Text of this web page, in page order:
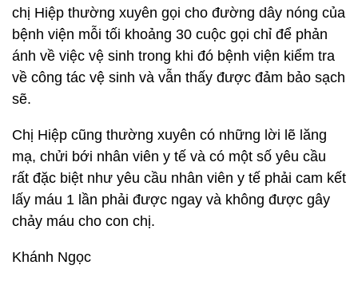
chị Hiệp thường xuyên gọi cho đường dây nóng của
bệnh viện mỗi tối khoảng 30 cuộc gọi chỉ để phản
ánh về việc vệ sinh trong khi đó bệnh viện kiểm tra
về công tác vệ sinh và vẫn thấy được đảm bảo sạch
sẽ.
Chị Hiệp cũng thường xuyên có những lời lẽ lăng
mạ, chửi bới nhân viên y tế và có một số yêu cầu
rất đặc biệt như yêu cầu nhân viên y tế phải cam kết
lấy máu 1 lần phải được ngay và không được gây
chảy máu cho con chị.
Khánh Ngọc